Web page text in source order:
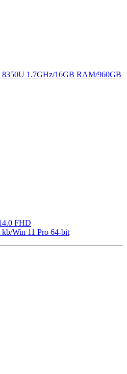
8350U 1.7GHz/16GB RAM/960GB
FHD
Win 11 Pro 64-bit